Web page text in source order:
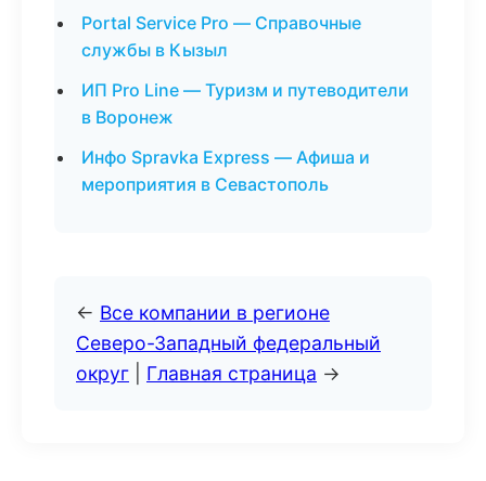
Portal Service Pro — Справочные
службы в Кызыл
ИП Pro Line — Туризм и путеводители
в Воронеж
Инфо Spravka Express — Афиша и
мероприятия в Севастополь
← Все компании в регионе
Северо-Западный федеральный
округ
Главная страница →